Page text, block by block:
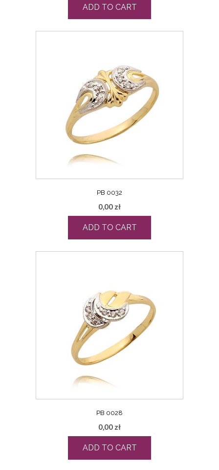
ADD TO CART
PB 0032
0,00 zł
ADD TO CART
PB 0028
0,00 zł
ADD TO CART